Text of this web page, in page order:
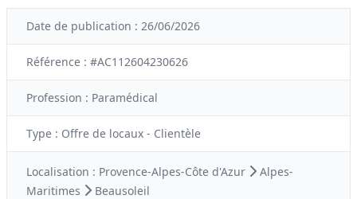
Date de publication : 26/06/2026
Référence : #AC112604230626
Profession : Paramédical
Type : Offre de locaux - Clientèle
Localisation : Provence-Alpes-Côte d'Azur
Alpes-
Maritimes
Beausoleil